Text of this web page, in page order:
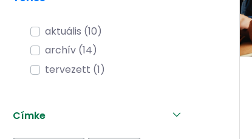
aktuális (10)
archív (14)
tervezett (1)
Címke